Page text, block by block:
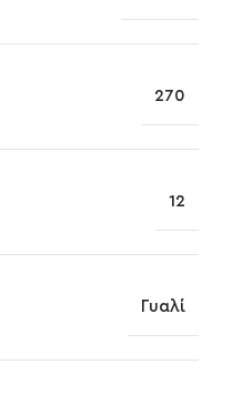
270
12
Γυαλί